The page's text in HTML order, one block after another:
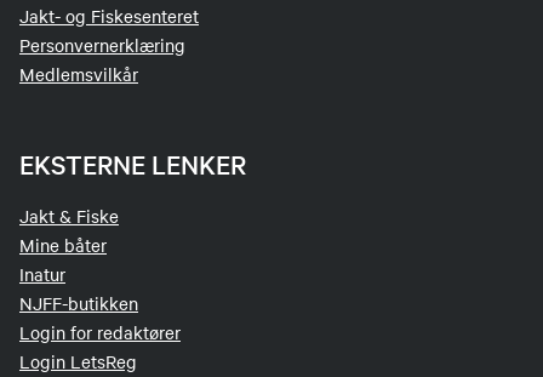
Jakt- og Fiskesenteret
Personvernerklæring
Medlemsvilkår
EKSTERNE LENKER
Jakt & Fiske
Mine båter
Inatur
NJFF-butikken
Login for redaktører
Login LetsReg